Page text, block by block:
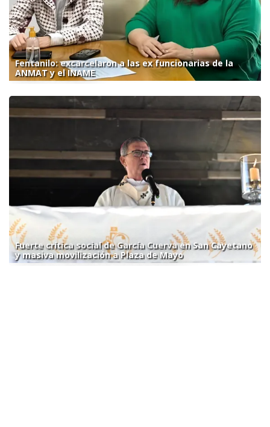
Fentanilo: excarcelaron a las ex funcionarias de la
ANMAT y el INAME
Fuerte crítica social de García Cuerva en San Cayetano
y masiva movilización a Plaza de Mayo